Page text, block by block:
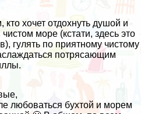
хочет отдохнуть душой и
море (кстати, здесь это
гулять по приятному чистому
потрясающим
любоваться бухтой и морем